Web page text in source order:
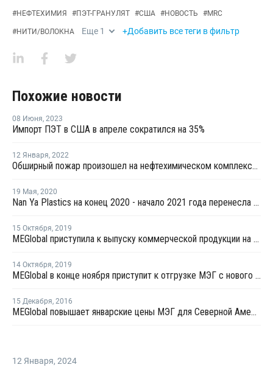
#НЕФТЕХИМИЯ #ПЭТ-ГРАНУЛЯТ #США #НОВОСТЬ #MRC
#НИТИ/ВОЛОКНА Еще 1 +Добавить все теги в фильтр
Похожие новости
08 Июня, 2023
Импорт ПЭТ в США в апреле сократился на 35%
12 Января, 2022
Обширный пожар произошел на нефтехимическом комплексе Nan Ya Plastics в Техасе
19 Мая, 2020
Nan Ya Plastics на конец 2020 - начало 2021 года перенесла запуск нового завода МЭГ в Техасе
15 Октября, 2019
MEGlobal приступила к выпуску коммерческой продукции на новом заводе МЭГ во Фрипорте
14 Октября, 2019
MEGlobal в конце ноября приступит к отгрузке МЭГ с нового завода во Фрипорте на международные рынки
15 Декабря, 2016
MEGlobal повышает январские цены МЭГ для Северной Америки
12 Января, 2024